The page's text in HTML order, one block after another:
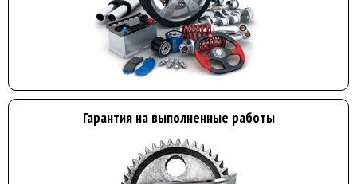
Гарантия на выполненные работы